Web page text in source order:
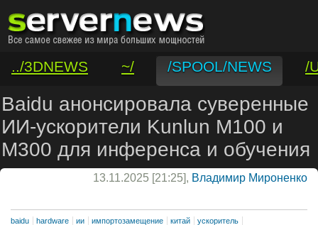
../3DNEWS ~/ /SPOOL/NEWS
/
/VAR/CONTACT
Baidu анонсировала суверенные
ИИ-ускорители Kunlun M100 и
M300 для инференса и обучения
13.11.2025 [21:25], Владимир Мироненко
baidu hardware ии импортозамещение китай ускоритель